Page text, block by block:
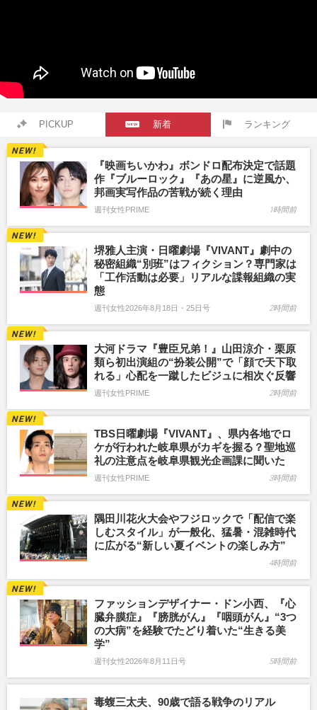
PICKUP 新着 ランキング
『映画ちいかわ』ボンドロ配布決定で話題
作『ブルーロック』『あの星』に逆風か、
邦画実写作品の苦戦が続く理由
週刊女性PRIME 1時間前
堺雅人主演・日曜劇場『VIVANT』劇中の
秘密組織“別班”はフィクション？専門家は
「工作活動は必要」リアルな諜報組織の実
態
週刊女性2026年8月18日・25日号 2時間前
大河ドラマ『豊臣兄弟！』山田涼介・栗原
類ら初出演組の“扮装公開”で「顔で天下取
れる」心配を一蹴したビジュに相次ぐ反響
週刊女性PRIME 2時間前
TBS日曜劇場『VIVANT』、県内各地でロ
ケが行われた岐阜県がカギを握る？聖地巡
礼の注意点を岐阜県観光企画課に聞いた
週刊女性PRIME 3時間前
隅田川花火大会やフジロックで「配信で楽
しむスタイル」が一般化、猛暑・混雑時代
に広がる“新しい夏イベントの楽しみ方”
4時間前
ファッションデザイナー・ドン小西、『心
臓弁膜症』『膀胱がん』『咽頭がん』“3つ
の大病”を経験でたどり着いた“生きる美
学”
週刊女性2026年8月11日号 5時間前
毒蝮三太夫、90歳で語る戦争のリアル